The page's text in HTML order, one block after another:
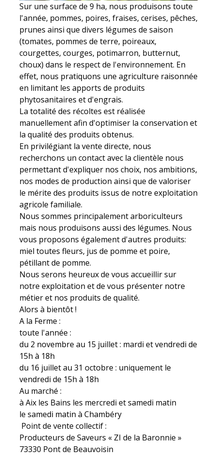
Sur une surface de 9 ha, nous produisons toute
l'année, pommes, poires, fraises, cerises, pêches,
prunes ainsi que divers légumes de saison
(tomates, pommes de terre, poireaux,
courgettes, courges, potimarron, butternut,
choux) dans le respect de l'environnement. En
effet, nous pratiquons une agriculture raisonnée
en limitant les apports de produits
phytosanitaires et d'engrais.
La totalité des récoltes est réalisée
manuellement afin d'optimiser la conservation et
la qualité des produits obtenus.
En privilégiant la vente directe, nous
recherchons un contact avec la clientèle nous
permettant d'expliquer nos choix, nos ambitions,
nos modes de production ainsi que de valoriser
le mérite des produits issus de notre exploitation
agricole familiale.
Nous sommes principalement arboriculteurs
mais nous produisons aussi des légumes. Nous
vous proposons également d'autres produits:
miel toutes fleurs, jus de pomme et poire,
pétillant de pomme.
Nous serons heureux de vous accueillir sur
notre exploitation et de vous présenter notre
métier et nos produits de qualité.
Alors à bientôt !
A la Ferme :
toute l'année :
du 2 novembre au 15 juillet : mardi et vendredi de
15h à 18h
du 16 juillet au 31 octobre : uniquement le
vendredi de 15h à 18h
Au marché :
à Aix les Bains les mercredi et samedi matin
le samedi matin à Chambéry
Point de vente collectif :
Producteurs de Saveurs « ZI de la Baronnie »
73330 Pont de Beauvoisin